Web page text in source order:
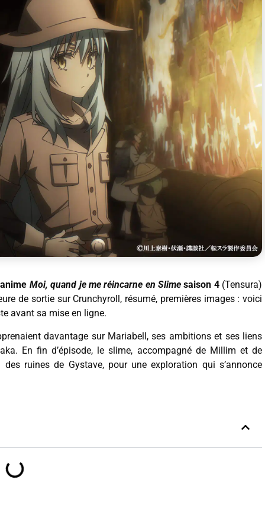
Moi, quand je me réincarne en Slimesaison 4(Tensura)
de sortie sur Crunchyroll, résumé, premières images : voici
avant sa mise en ligne.
davantage sur Mariabell, ses ambitions et ses liens
En fin d’épisode, le slime, accompagné de Millim et de
ruines de Gystave, pour une exploration qui s’annonce